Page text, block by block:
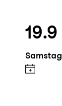
19.9
Samstag